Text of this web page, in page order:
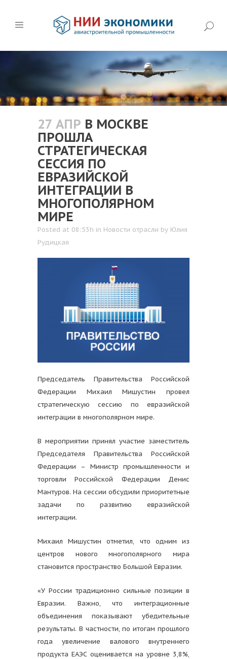
27 АПР В МОСКВЕ
ПРОШЛА
СТРАТЕГИЧЕСКАЯ
СЕССИЯ ПО
ЕВРАЗИЙСКОЙ
ИНТЕГРАЦИИ В
МНОГОПОЛЯРНОМ
МИРЕ
Posted at 08:53h in Новости отрасли by Юлия
Рудицкая
Председатель Правительства Российской
Федерации Михаил Мишустин провел
стратегическую сессию по евразийской
интеграции в многополярном мире.
В мероприятии принял участие заместитель
Председателя Правительства Российской
Федерации – Министр промышленности и
торговли Российской Федерации Денис
Мантуров. На сессии обсудили приоритетные
задачи по развитию евразийской
интеграции.
Михаил Мишустин отметил, что одним из
центров нового многополярного мира
становится пространство Большой Евразии.
«У России традиционно сильные позиции в
Евразии. Важно, что интеграционные
объединения показывают убедительные
результаты. В частности, по итогам прошлого
года увеличение валового внутреннего
продукта ЕАЭС оценивается на уровне 3,8%,